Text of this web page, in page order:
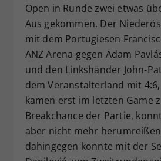
Open in Runde zwei etwas
Aus gekommen. Der
mit dem Portugiesen
ANZ Arena gegen Adam
und den Linkshänder John-
dem Veranstalterland mit
kamen erst im letzten Game
Breakchance der Partie,
aber nicht mehr
dahingegen konnte mit der